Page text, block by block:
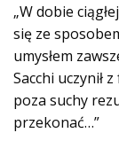
„W dobie
się ze
umysłem
Sacchi uczynił
poza suchy
przekonać…”